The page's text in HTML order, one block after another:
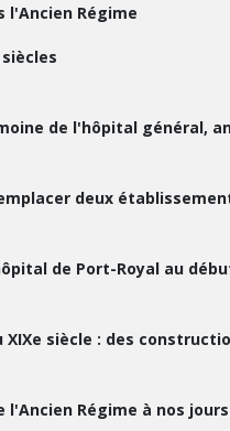
l'Ancien Régime
de l'hôpital général,
deux
de Port-Royal au
siècle : des
Régime à nos jours